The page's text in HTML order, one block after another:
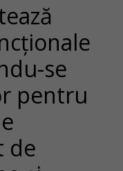
se
pentru
de